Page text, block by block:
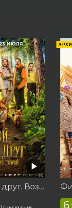
Мой дикий друг. Возвращение домой
6